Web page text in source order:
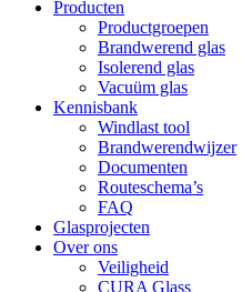
Producten
Productgroepen
Brandwerend glas
Isolerend glas
Vacuüm glas
Kennisbank
Windlast tool
Brandwerendwijzer
Documenten
Routeschema’s
FAQ
Glasprojecten
Over ons
Veiligheid
CURA Glass